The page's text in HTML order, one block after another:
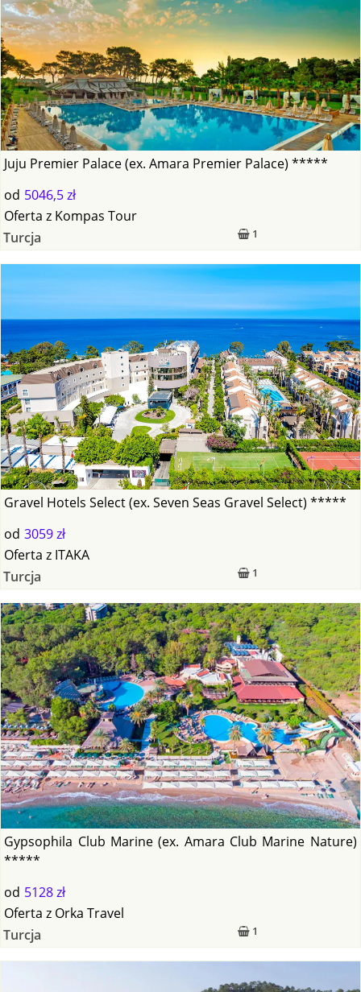
Juju Premier Palace (ex. Amara Premier Palace) *****
od 5046,5 zł
1
Oferta z Kompas Tour
Turcja
Gravel Hotels Select (ex. Seven Seas Gravel Select) *****
od 3059 zł
1
Oferta z ITAKA
Turcja
Gypsophila Club Marine (ex. Amara Club Marine Nature)
*****
od 5128 zł
1
Oferta z Orka Travel
Turcja